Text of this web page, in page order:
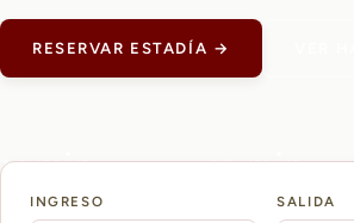
RESERVAR ESTADÍA →
15 min
AEROPUERTO PETTIROSSI
10 min
CASCO HISTÓRICO
INGRESO SALIDA